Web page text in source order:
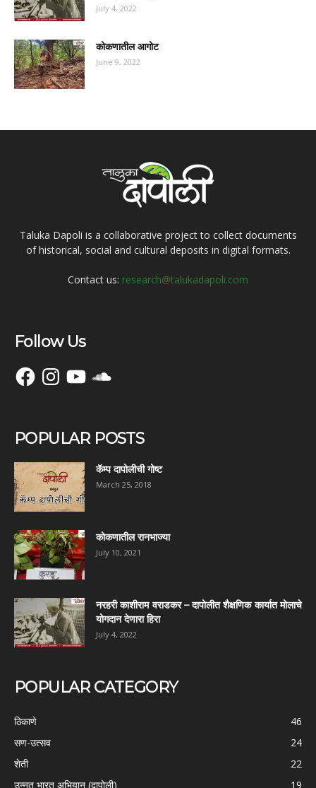
July 4, 2022
कोकणातील आगोट
June 9, 2022
Taluka Dapoli is a collaborative project to collect documents
of historical, social and cultural deposits in digital formats.
Contact us: research@talukadapoli.com
Follow Us
FacebookInstagramYouTubeSoundCloud
POPULAR POSTS
कॅम्प दापोलीची गोष्ट
March 25, 2018
कोकणातील रानभाज्या
July 10, 2021
नरहरी काशीराम वराडकर – दापोलीत शैक्षणिक कार्यात मोलाचे
योगदान देणारा हिरा
July 4, 2022
POPULAR CATEGORY
ठिकाणे
46
सण-उत्सव
24
शेती
22
उन्नत भारत अभियान (दापोली)
19